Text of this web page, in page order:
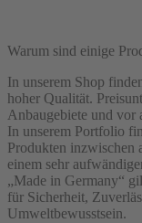
Warum sind einige
In unserem Shop
hoher Qualität.
Anbaugebiete und vor
In unserem Portfolio
Produkten inzwischen
einem sehr
„Made in Germany“
für Sicherheit,
Umweltbewusstsein.